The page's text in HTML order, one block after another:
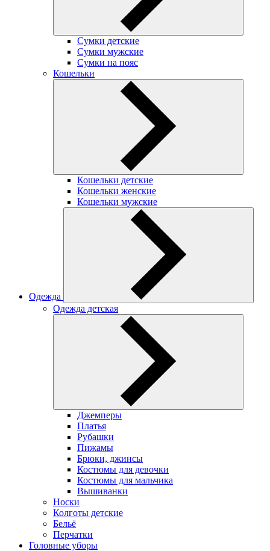
Сумки детские
Сумки мужские
Сумки на пояс
Кошельки
Кошельки детские
Кошельки женские
Кошельки мужские
Одежда
Одежда детская
Джемперы
Платья
Рубашки
Пижамы
Брюки, джинсы
Костюмы для девочки
Костюмы для мальчика
Вышиванки
Носки
Колготы детские
Бельё
Перчатки
Головные уборы